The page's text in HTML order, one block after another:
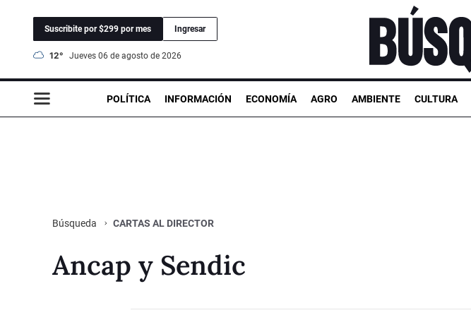
Suscribite por $299 por mes Ingresar
12° jueves 06 de agosto de 2026
POLÍTICA INFORMACIÓN ECONOMÍA AGRO AMBIENTE CULTURA
Búsqueda CARTAS AL DIRECTOR
Ancap y Sendic